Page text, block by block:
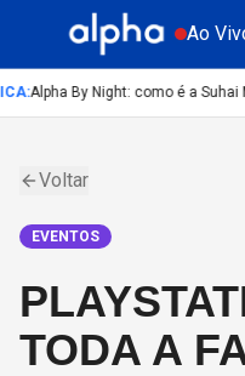
Ao
:Alpha By Night: como é a Suhai
Voltar
EVENTOS
TODA A